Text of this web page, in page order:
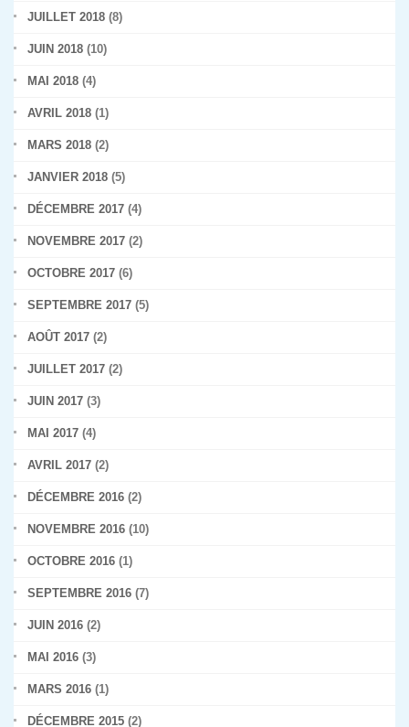
JUILLET 2018 (8)
JUIN 2018 (10)
MAI 2018 (4)
AVRIL 2018 (1)
MARS 2018 (2)
JANVIER 2018 (5)
DÉCEMBRE 2017 (4)
NOVEMBRE 2017 (2)
OCTOBRE 2017 (6)
SEPTEMBRE 2017 (5)
AOÛT 2017 (2)
JUILLET 2017 (2)
JUIN 2017 (3)
MAI 2017 (4)
AVRIL 2017 (2)
DÉCEMBRE 2016 (2)
NOVEMBRE 2016 (10)
OCTOBRE 2016 (1)
SEPTEMBRE 2016 (7)
JUIN 2016 (2)
MAI 2016 (3)
MARS 2016 (1)
DÉCEMBRE 2015 (2)